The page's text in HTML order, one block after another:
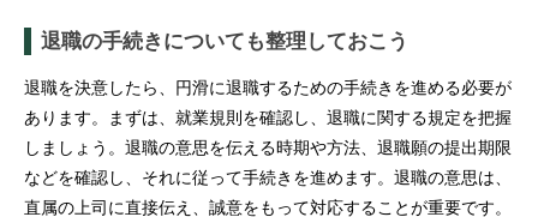
退職の手続きについても整理しておこう
退職を決意したら、円滑に退職するための手続きを進める必要が
あります。まずは、就業規則を確認し、退職に関する規定を把握
しましょう。退職の意思を伝える時期や方法、退職願の提出期限
などを確認し、それに従って手続きを進めます。退職の意思は、
直属の上司に直接伝え、誠意をもって対応することが重要です。